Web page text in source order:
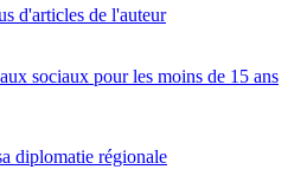
d'articles de l'auteur
sociaux pour les moins de 15 ans
diplomatie régionale